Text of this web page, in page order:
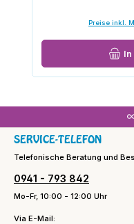
Preise inkl.
In
SERVICE-TELEFON
Telefonische Beratung und
0941 - 793 842
Mo-Fr, 10:00 - 12:00 Uhr
Via E-Mail: